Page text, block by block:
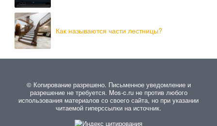
Как называются части лестницы?
© Копирование разрешено. Письменное уведомление и
разрешение не требуется. Mos-c.ru не против любого
использования материалов со своего сайта, но при указании
читаемой гиперссылки на источник.